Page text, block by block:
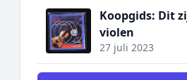
Koopgids: Dit
violen
27 juli 2023